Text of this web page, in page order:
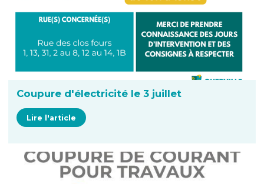
Coupure d'électricité le 3 juillet
Lire l'article